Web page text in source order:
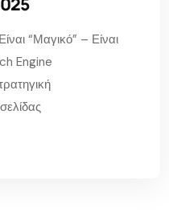
“Μαγικό” – Είναι
Engine